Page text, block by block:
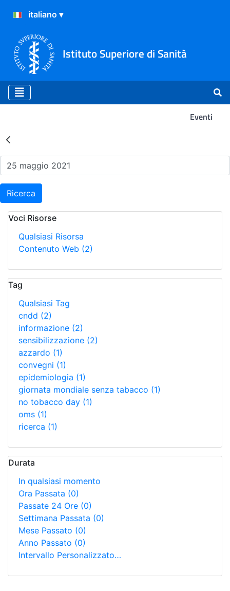
Istituto Superiore di Sanità
Eventi
Risultati della Ricerca -
Ricerca
Voci Risorse
Qualsiasi Risorsa
Contenuto Web (2)
Tag
Qualsiasi Tag
cndd (2)
informazione (2)
sensibilizzazione (2)
azzardo (1)
convegni (1)
epidemiologia (1)
giornata mondiale senza tabacco (1)
no tobacco day (1)
oms (1)
ricerca (1)
Durata
In qualsiasi momento
Ora Passata (0)
Passate 24 Ore (0)
Settimana Passata (0)
Mese Passato (0)
Anno Passato (0)
Intervallo Personalizzato…